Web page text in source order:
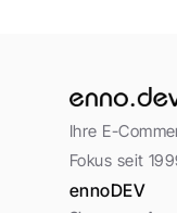
Ihre E-
Fokus seit
ennoDEV